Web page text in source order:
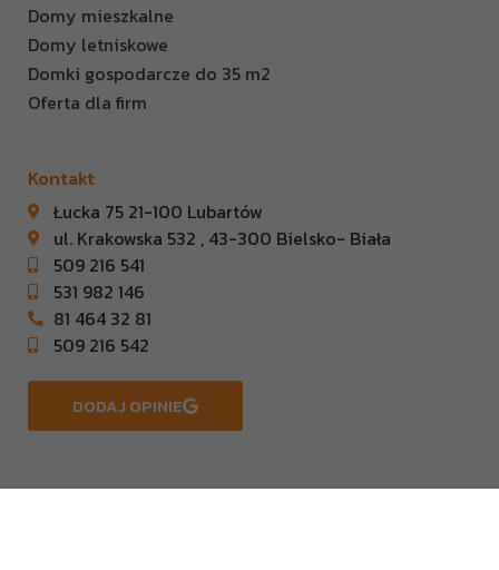
Domy mieszkalne
Domy letniskowe
Domki gospodarcze do 35 m2
Oferta dla firm
Kontakt
Łucka 75 21-100 Lubartów
ul. Krakowska 532 , 43-300 Bielsko- Biała
509 216 541
531 982 146
81 464 32 81
509 216 542
DODAJ OPINIE